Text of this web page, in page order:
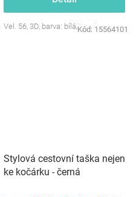
Vel. 56, 3D, barva: bílá/smetana
Kód: 15564101
Stylová cestovní taška nejen
ke kočárku - černá